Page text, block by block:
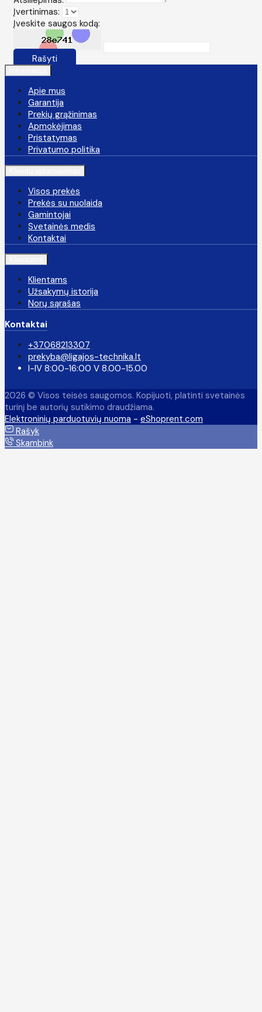
Įvertinimas:
Įveskite saugos kodą:
Rašyti
Apie mus
Garantija
Prekių grąžinimas
Apmokėjimas
Pristatymas
Privatumo politika
Visos prekės
Prekės su nuolaida
Gamintojai
Svetainės medis
Kontaktai
Klientams
Užsakymų istorija
Norų sąrašas
Kontaktai
+37068213307
prekyba@ligajos-technika.lt
I-IV 8:00-16:00 V 8.00-15.00
2026 © Visos teisės saugomos. Kopijuoti, platinti svetainės
turinį be autorių sutikimo draudžiama.
Elektroninių parduotuvių nuoma - eShoprent.com
Rašyk
Skambink